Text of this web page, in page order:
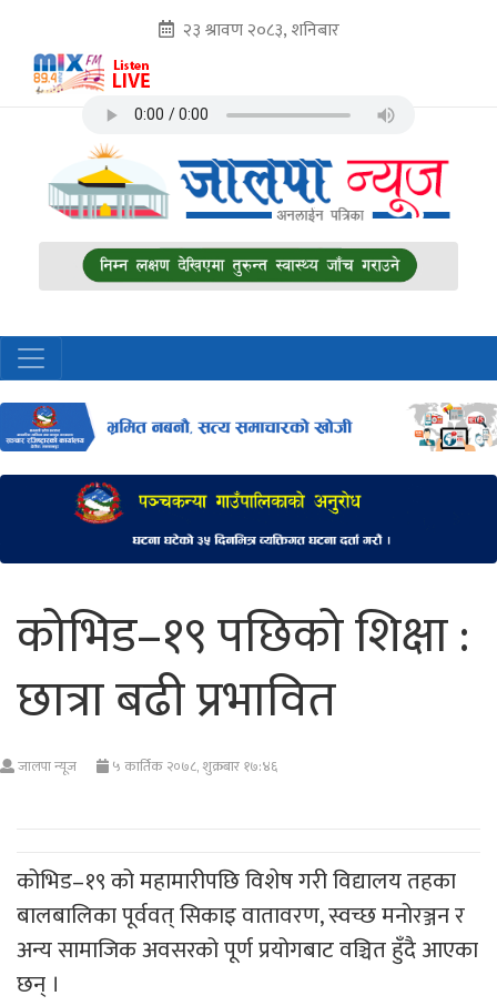
२३ श्रावण २०८३, शनिबार
कोभिड–१९ पछिको शिक्षा :
छात्रा बढी प्रभावित
जालपा न्यूज ५ कार्तिक २०७८, शुक्रबार १७:४६
कोभिड–१९ को महामारीपछि विशेष गरी विद्यालय तहका
बालबालिका पूर्ववत् सिकाइ वातावरण, स्वच्छ मनोरञ्जन र
अन्य सामाजिक अवसरको पूर्ण प्रयोगबाट वञ्चित हुँदै आएका
छन् ।